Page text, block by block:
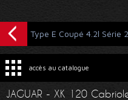
Type E Coupé 4.2l Série 2
accès au catalogue
JAGUAR - XK 120